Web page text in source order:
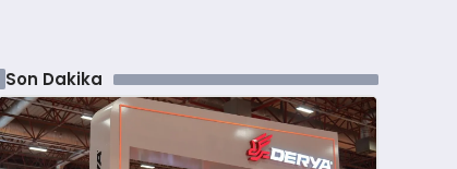
Son Dakika